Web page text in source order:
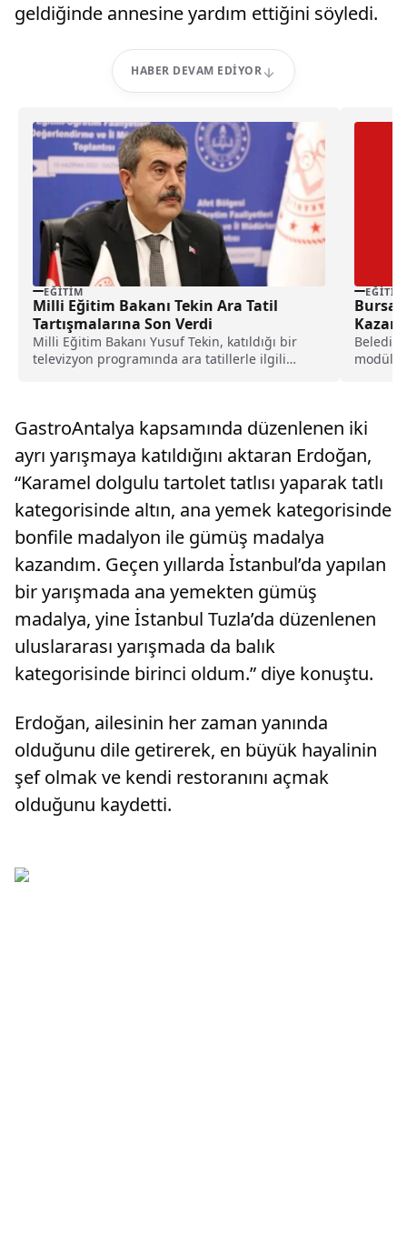
geldiğinde annesine yardım ettiğini söyledi.
HABER DEVAM EDIYOR
EĞITIM
Milli Eğitim Bakanı Tekin Ara Tatil
Tartışmalarına Son Verdi
Milli Eğitim Bakanı Yusuf Tekin, katıldığı bir
televizyon programında ara tatillerle ilgili
EĞITIM
modülü
GastroAntalya kapsamında düzenlenen iki
ayrı yarışmaya katıldığını aktaran Erdoğan,
“Karamel dolgulu tartolet tatlısı yaparak tatlı
kategorisinde altın, ana yemek kategorisinde
bonfile madalyon ile gümüş madalya
kazandım. Geçen yıllarda İstanbul’da yapılan
bir yarışmada ana yemekten gümüş
madalya, yine İstanbul Tuzla’da düzenlenen
uluslararası yarışmada da balık
kategorisinde birinci oldum.” diye konuştu.
Erdoğan, ailesinin her zaman yanında
olduğunu dile getirerek, en büyük hayalinin
şef olmak ve kendi restoranını açmak
olduğunu kaydetti.